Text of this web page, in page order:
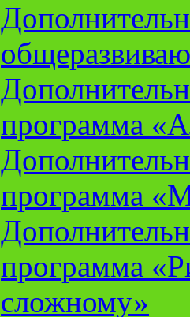
программа
программа
программа
сложному»